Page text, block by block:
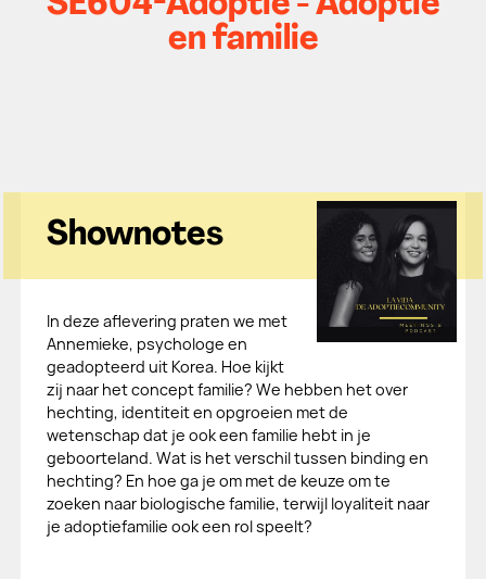
en familie
Shownotes
In deze aflevering praten we met
Annemieke, psychologe en
geadopteerd uit Korea. Hoe kijkt
zij naar het concept familie? We hebben het over
hechting, identiteit en opgroeien met de
wetenschap dat je ook een familie hebt in je
geboorteland. Wat is het verschil tussen binding en
hechting? En hoe ga je om met de keuze om te
zoeken naar biologische familie, terwijl loyaliteit naar
je adoptiefamilie ook een rol speelt?